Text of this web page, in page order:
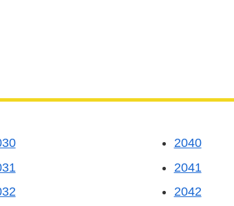
2040
2041
2042